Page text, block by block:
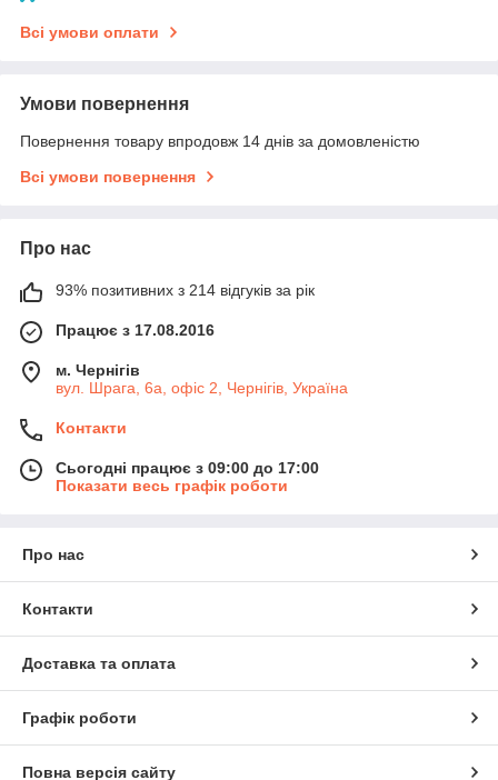
Всі умови оплати
Умови повернення
Повернення товару впродовж 14 днів за домовленістю
Всі умови повернення
Про нас
93% позитивних з 214 відгуків за рік
Працює з 17.08.2016
м. Чернігів
вул. Шрага, 6а, офіс 2, Чернігів, Україна
Контакти
Сьогодні працює з 09:00 до 17:00
Показати весь графік роботи
Про нас
Контакти
Доставка та оплата
Графік роботи
Повна версія сайту